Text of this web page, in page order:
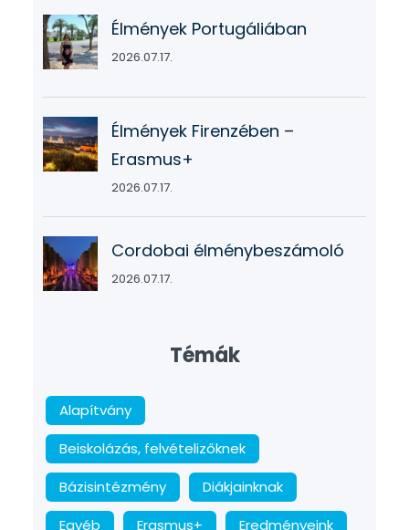
Élmények Portugáliában
2026.07.17.
Élmények Firenzében –
Erasmus+
2026.07.17.
Cordobai élménybeszámoló
2026.07.17.
Témák
Alapítvány
Beiskolázás, felvételizőknek
Bázisintézmény
Diákjainknak
Egyéb
Erasmus+
Eredményeink